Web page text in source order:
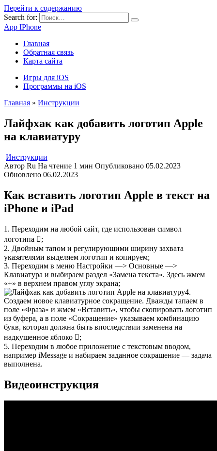
Перейти к содержанию
Search for:
App IPhone
Главная
Обратная связь
Карта сайта
Игры для iOS
Программы на iOS
Главная » Инструкции
Лайфхак как добавить логотип Apple
на клавиатуру
Инструкции
Автор Ru На чтение 1 мин Опубликовано 05.02.2023
Обновлено 06.02.2023
Как вставить логотип Apple в текст на
iPhone и iPad
1. Переходим на любой сайт, где использован символ
логотипа ;
2. Двойным тапом и регулирующими ширину захвата
указателями выделяем логотип и копируем;
3. Переходим в меню Настройки —> Основные —>
Клавиатура и выбираем раздел «Замена текста». Здесь жмем
«+» в верхнем правом углу экрана;
4.
Создаем новое клавиатурное сокращение. Дважды тапаем в
поле «Фраза» и жмем «Вставить», чтобы скопировать логотип
из буфера, а в поле «Сокращение» указываем комбинацию
букв, которая должна быть впоследствии заменена на
надкушенное яблоко ;
5. Переходим в любое приложение с текстовым вводом,
например iMessage и набираем заданное сокращение — задача
выполнена.
Видеоинструкция